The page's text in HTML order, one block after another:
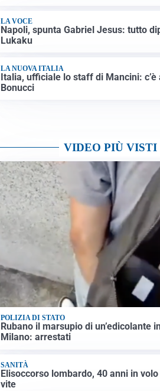
LA VOCE
Napoli, spunta Gabriel Jesus: tutto
Lukaku
LA NUOVA ITALIA
Italia, ufficiale lo staff di Mancini: c’è
Bonucci
VIDEO PIÙ VISTI
POLIZIA DI STATO
Rubano il marsupio di un’edicolante
Milano: arrestati
SANITÀ
Elisoccorso lombardo, 40 anni in
vite